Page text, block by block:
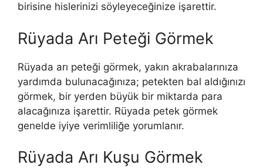
birisine hislerinizi söyleyeceğinize işarettir.
Rüyada Arı Peteği Görmek
Rüyada arı peteği görmek, yakın akrabalarınıza
yardımda bulunacağınıza; petekten bal aldığınızı
görmek, bir yerden büyük bir miktarda para
alacağınıza işarettir. Rüyada petek görmek
genelde iyiye verimliliğe yorumlanır.
Rüyada Arı Kuşu Görmek